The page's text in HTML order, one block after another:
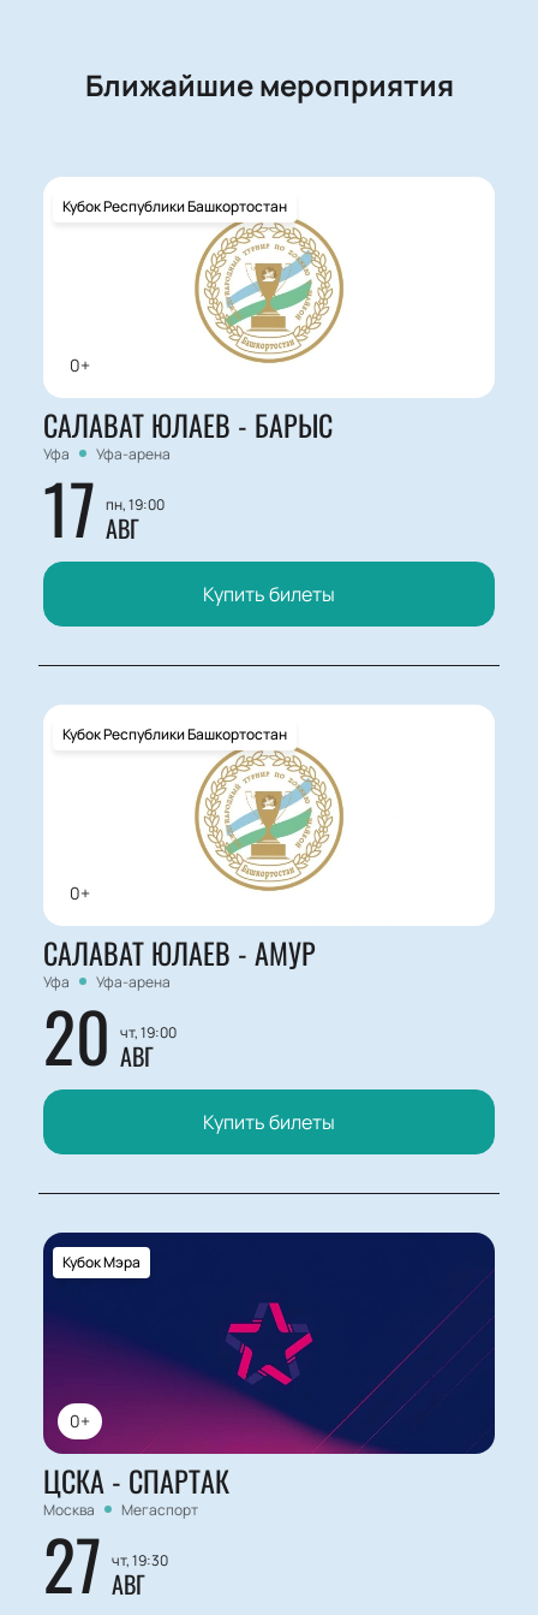
Ближайшие мероприятия
0+
Кубок Республики Башкортостан
САЛАВАТ ЮЛАЕВ - БАРЫС
Уфа Уфа-арена
17 пн, 19:00
АВГ
Купить билеты
0+
Кубок Республики Башкортостан
САЛАВАТ ЮЛАЕВ - АМУР
Уфа Уфа-арена
20 чт, 19:00
АВГ
Купить билеты
0+
Кубок Мэра
ЦСКА - СПАРТАК
Москва Мегаспорт
27 чт, 19:30
АВГ